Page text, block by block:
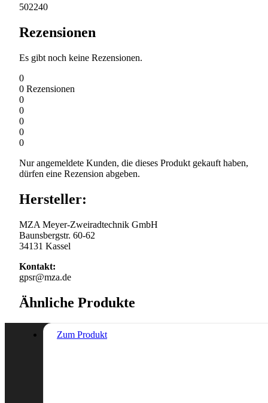
502240
Rezensionen
Es gibt noch keine Rezensionen.
0
0 Rezensionen
0
0
0
0
0
Nur angemeldete Kunden, die dieses Produkt gekauft haben,
dürfen eine Rezension abgeben.
Hersteller:
MZA Meyer-Zweiradtechnik GmbH
Baunsbergstr. 60-62
34131 Kassel
Kontakt:
gpsr@mza.de
Ähnliche Produkte
Zum Produkt